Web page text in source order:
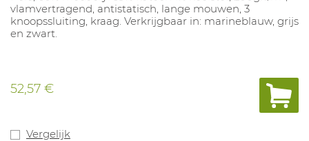
vlamvertragend, antistatisch, lange mouwen, 3
knoopssluiting, kraag. Verkrijgbaar in: marineblauw, grijs
en zwart.
52,57 €
Vergelijk